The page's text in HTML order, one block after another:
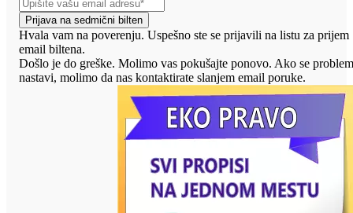
Prijava na sedmični bilten
Hvala vam na poverenju. Uspešno ste se prijavili na listu za prijem
email biltena.
Došlo je do greške. Molimo vas pokušajte ponovo. Ako se
nastavi, molimo da nas kontaktirate slanjem email poruke.